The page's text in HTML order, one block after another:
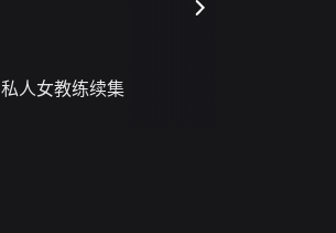
私人女教练续集